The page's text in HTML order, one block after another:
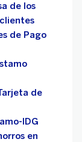
de los
de Pago
de
IDG
en